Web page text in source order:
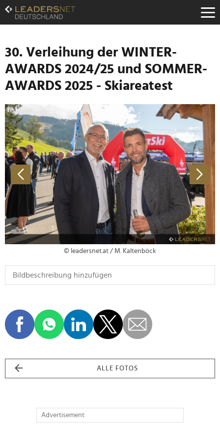
Zum
Inhalt
Zur
Navigation
Zur
Hauptnavigation
30. Verleihung der WINTER-
AWARDS 2024/25 und SOMMER-
AWARDS 2025 - Skiareatest
© leadersnet.at / M. Kaltenböck
ALLE FOTOS
Advertisement